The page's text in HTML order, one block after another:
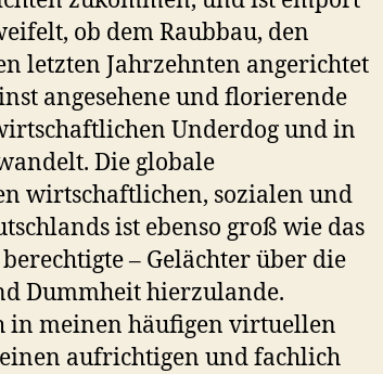
ob dem Raubbau, den
letzten Jahrzehnten angerichtet
angesehene und florierende
Underdog und in
Die globale
wirtschaftlichen, sozialen und
ist ebenso groß wie das
– Gelächter über die
Dummheit hierzulande.
in meinen häufigen virtuellen
aufrichtigen und fachlich